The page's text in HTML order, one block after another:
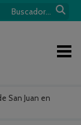
San Juan en